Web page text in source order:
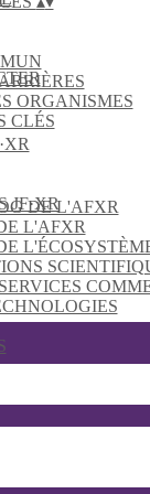
ORGANISMES
CLÉS
JF·XR
DE L'AFXR
L'AFXR